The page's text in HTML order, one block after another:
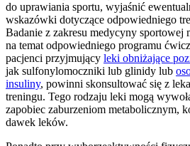
do uprawiania sportu, wyjaśnić
wskazówki dotyczące odpowiedniego
Badanie z zakresu medycyny sportowej
na temat odpowiedniego programu
pacjenci przyjmujący leki obniżające
jak sulfonylomoczniki lub glinidy lub
insuliny, powinni skonsultować się z
treningu. Tego rodzaju leki mogą
zapobiec zaburzeniom metabolicznym,
dawek leków.